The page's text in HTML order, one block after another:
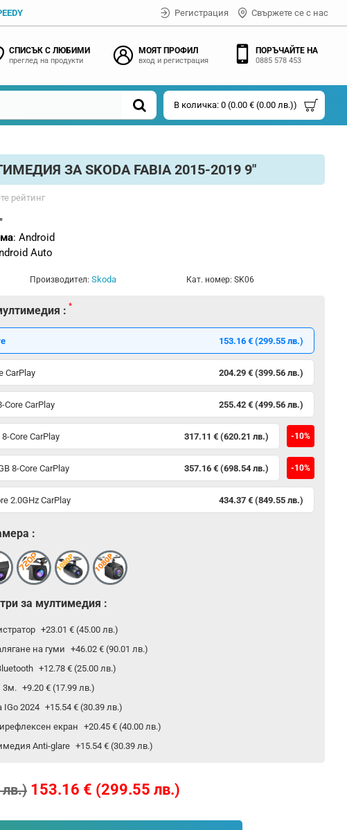
Регистрация Свържете се с нас
СПИСЪК С ЛЮБИМИ
преглед на продукти
МОЯТ ПРОФИЛ
вход и регистрация
ПОРЪЧАЙТЕ НА
0885 578 453
В количка: 0 (0.00 € (0.00 лв.))
ЗА SKODA FABIA 2015-2019 9"
: Android
Auto
Производител: Skoda Кат. номер: SK06
рейтинг
153.16 € (299.55 лв.)
лв.)
:
153.16 € (299.55 лв.)
CarPlay 204.29 € (399.56 лв.)
Core CarPlay 255.42 € (499.56 лв.)
Core CarPlay 317.11 € (620.21 лв.) -10%
8-Core CarPlay 357.16 € (698.54 лв.) -10%
2.0GHz CarPlay 434.37 € (849.55 лв.)
:
за мултимедия :
+23.01 € (45.00 лв.)
на гуми
+46.02 € (90.01 лв.)
+12.78 € (25.00 лв.)
3м. +9.20 € (17.99 лв.)
IGo 2024 +15.54 € (30.39 лв.)
екран +20.45 € (40.00 лв.)
Anti-glare +15.54 € (30.39 лв.)